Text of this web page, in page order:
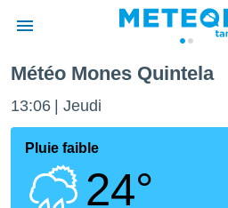
de
par
Météo Mones Quintela
13:06 Jeudi
Pluie faible
24°